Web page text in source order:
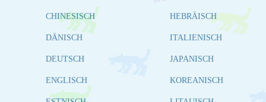
CHINESISCH
DÄNISCH
DEUTSCH
ENGLISCH
HEBRÄISCH
ITALIENISCH
JAPANISCH
KOREANISCH